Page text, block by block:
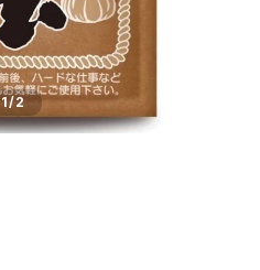
1/2